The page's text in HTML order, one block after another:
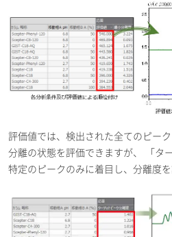
評価値では、検出された全てのピー
分離の状態を評価できますが、 「タ
特定のピークのみに着目し、分離度